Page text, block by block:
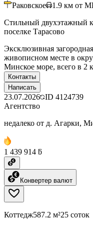
Раковское 1.9 км от
Стильный двухэтажный
поселке Тарасово
Эксклюзивная
живописном месте в
Минское море, всего в
Контакты
Написать
23.07.2026 ID 4124739
Агентство
недалеко от д. Агарки,
1 439 914 ƃ
Конвертер валют
Коттедж587.2 м²25 соток